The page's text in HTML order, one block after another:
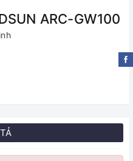
ARC-GW100